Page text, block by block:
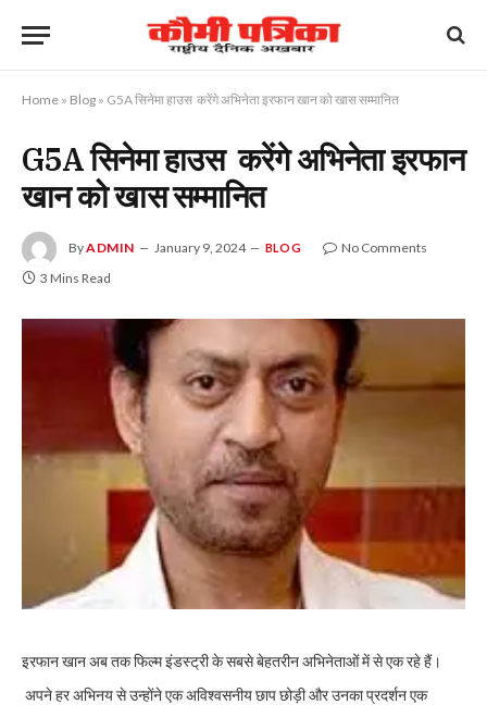
Home » Blog » G5A सिनेमा हाउस करेंगे अभिनेता इरफान खान को खास सम्मानित
G5A सिनेमा हाउस करेंगे अभिनेता इरफान
खान को खास सम्मानित
ByADMIN January 9, 2024 BLOG
No Comments
3 Mins Read
इरफान खान अब तक फिल्म इंडस्ट्री के सबसे बेहतरीन अभिनेताओं में से एक रहे हैं।
अपने हर अभिनय से उन्होंने एक अविश्वसनीय छाप छोड़ी और उनका प्रदर्शन एक